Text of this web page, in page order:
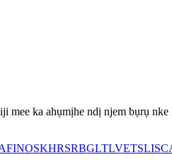
mee ka ahụmịhe ndị njem bụrụ nke
FINOSKHRSRBGLTLVETSLIS